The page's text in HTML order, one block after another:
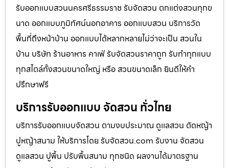
รับออกแบบสวนนครศรีธรรมราช รับจัดสวน ตกแต่งสวนทุกข
นาด ออกแบบภูมิทัศน์นอกอาคาร ออกแบบสวน บริการวัด
พื้นที่ถึงหน้าบ้าน ออกแบบได้หลากหลายไม่ว่าจะเป็น สวนใน
บ้าน บริษัท ร้านอาหาร คาเฟ่ รับจัดสวนราคาถูก รับทำทุกแบบ
ทุกสไตล์ทั้งสวนขนาดใหญ่ หรือ สวนขนาดเล็ก ยินดีให้คำ
ปรึกษาฟรี
บริการรับออกแบบ จัดสวน ทั่วไทย
บริการรับออกแบบจัดสวน ตามงบประมาณ ดูเเลสวน ตัดหญ้า
ปูหญ้าสนาม ให้บริการโดย รับจัดสวน.com รับงาน จัดสวน
ดูแลสวน ปูพื้น ปรับพื้นสนาม ทุกชนิด ผลงานได้มาตรฐาน